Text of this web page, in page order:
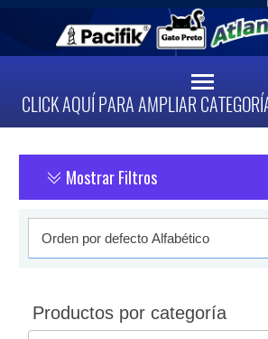
CLICK AQUÍ PARA AMPLIAR
Mostrar Filtros
Productos por categoría